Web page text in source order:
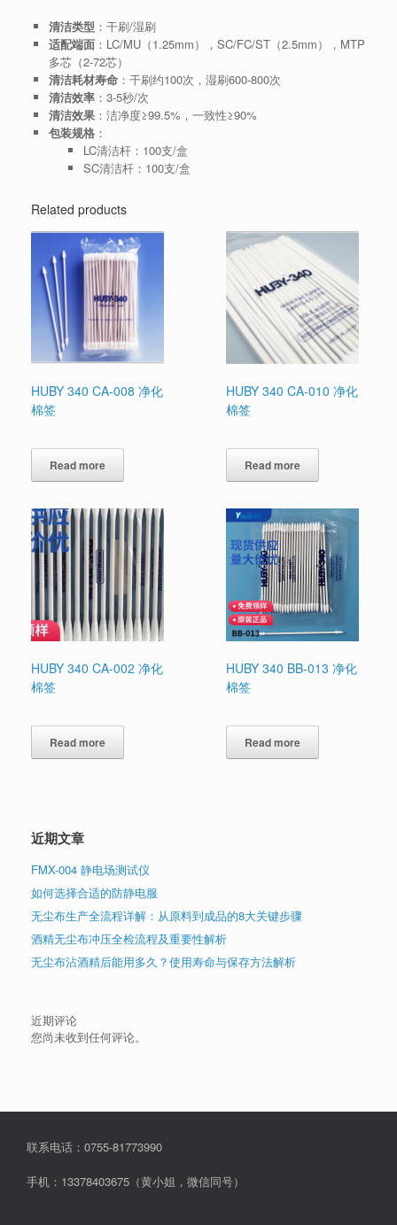
清洁类型 ：干刷/湿刷
适配端面：LC/MU（1.25mm），SC/FC/ST（2.5mm），MTP
多芯（2-72芯）
清洁耗材寿命：干刷约100次，湿刷600-800次
清洁效率：3-5秒/次
清洁效果：洁净度≥99.5%，一致性≥90%
包装规格：
LC清洁杆：100支/盒
SC清洁杆：100支/盒
Related products
HUBY 340 CA-008 净化
棉签
Read more
HUBY 340 CA-010 净化
棉签
Read more
HUBY 340 CA-002 净化
棉签
Read more
HUBY 340 BB-013 净化
棉签
Read more
近期文章
FMX-004 静电场测试仪
如何选择合适的防静电服
无尘布生产全流程详解：从原料到成品的8大关键步骤
酒精无尘布冲压全检流程及重要性解析
无尘布沾酒精后能用多久？使用寿命与保存方法解析
近期评论
您尚未收到任何评论。
联系电话：0755-81773990
手机：13378403675（黄小姐，微信同号）